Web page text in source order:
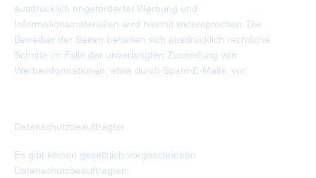
ausdrücklich angeforderter Werbung und
Informationsmaterialien wird hiermit widersprochen. Die
Betreiber der Seiten behalten sich ausdrücklich rechtliche
Schritte im Falle der unverlangten Zusendung von
Werbeinformationen, etwa durch Spam-E-Mails, vor.
Datenschutzbeauftragter
Es gibt keinen gesetzlich vorgeschrieben
Datenschutzbeauftragten.